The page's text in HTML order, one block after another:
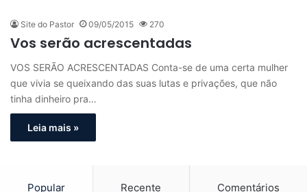
Site do Pastor 09/05/2015 270
Vos serão acrescentadas
VOS SERÃO ACRESCENTADAS Conta-se de uma certa mulher
que vivia se queixando das suas lutas e privações, que não
tinha dinheiro pra…
Leia mais »
Popular Recente Comentários